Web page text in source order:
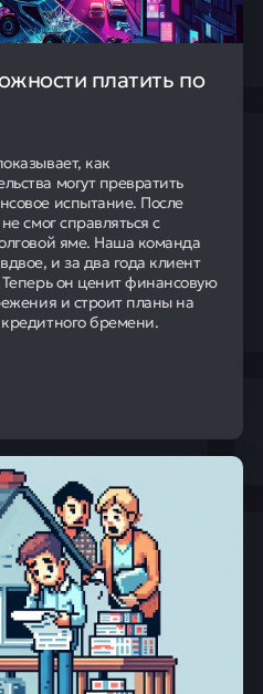
платить по
как
могут превратить
испытание. После
смог справляться с
яме. Наша команда
и за два года клиент
он ценит финансовую
и строит планы на
бремени.